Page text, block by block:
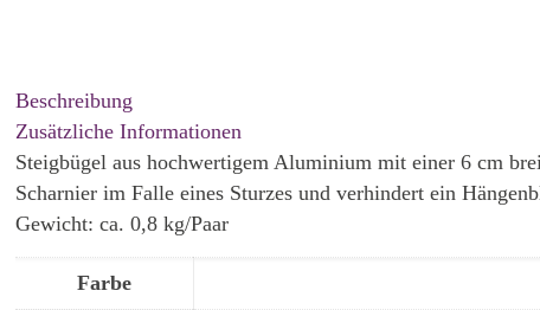
Beschreibung
Zusätzliche Informationen
Steigbügel aus hochwertigem Aluminium mit einer 6 cm
Scharnier im Falle eines Sturzes und verhindert ein
Gewicht: ca. 0,8 kg/Paar
Farbe